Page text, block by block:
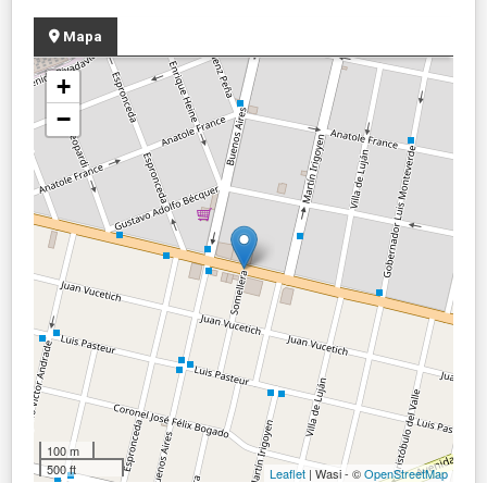
Mapa
+
−
100 m
500 ft
Leaflet | Wasi - ©OpenStreetMap